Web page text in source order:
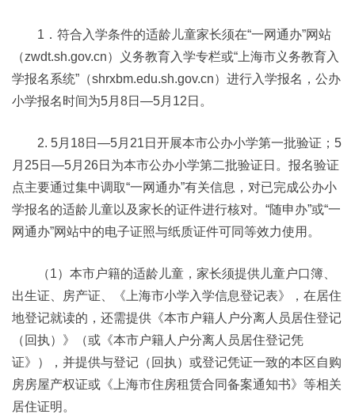
1．符合入学条件的适龄儿童家长须在“一网通办”网站
（zwdt.sh.gov.cn）义务教育入学专栏或“上海市义务教育入
学报名系统”（shrxbm.edu.sh.gov.cn）进行入学报名，公办
小学报名时间为5月8日—5月12日。
2. 5月18日—5月21日开展本市公办小学第一批验证；5
月25日—5月26日为本市公办小学第二批验证日。报名验证
点主要通过集中调取“一网通办”有关信息，对已完成公办小
学报名的适龄儿童以及家长的证件进行核对。“随申办”或“一
网通办”网站中的电子证照与纸质证件可同等效力使用。
（1）本市户籍的适龄儿童，家长须提供儿童户口簿、
出生证、房产证、《上海市小学入学信息登记表》，在居住
地登记就读的，还需提供《本市户籍人户分离人员居住登记
（回执）》（或《本市户籍人户分离人员居住登记凭
证》），并提供与登记（回执）或登记凭证一致的本区自购
房房屋产权证或《上海市住房租赁合同备案通知书》等相关
居住证明。